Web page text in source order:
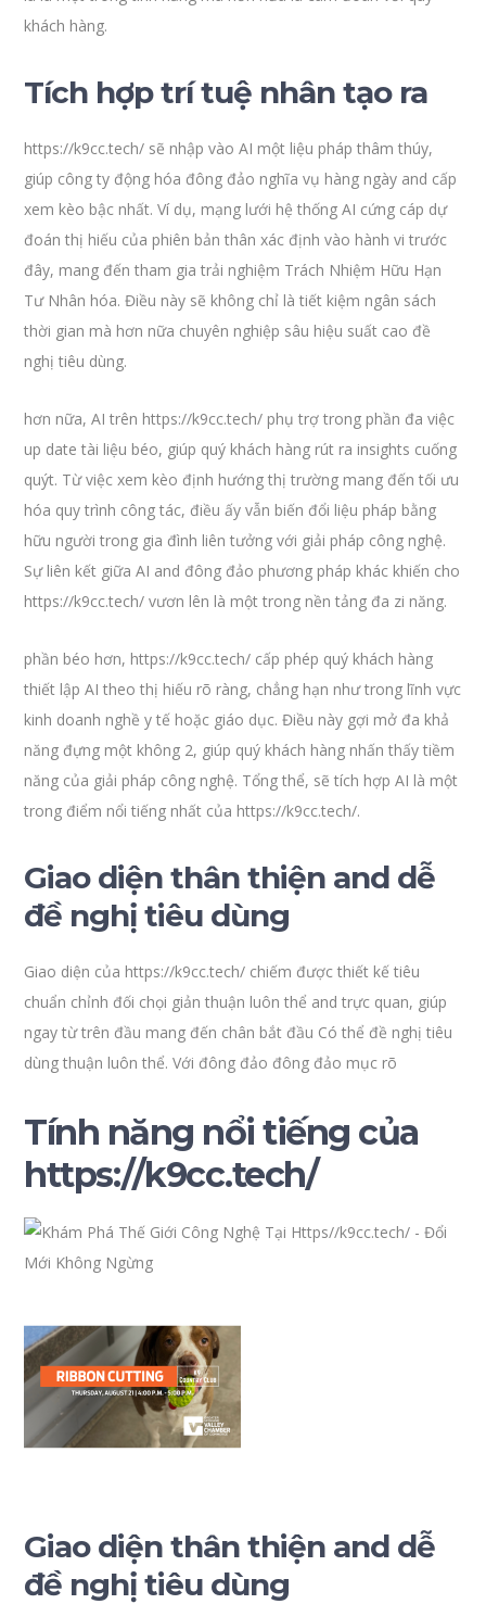
khách hàng.
Tích hợp trí tuệ nhân tạo ra
https://k9cc.tech/ sẽ nhập vào AI một liệu pháp thâm thúy,
giúp công ty động hóa đông đảo nghĩa vụ hàng ngày and cấp
xem kèo bậc nhất. Ví dụ, mạng lưới hệ thống AI cứng cáp dự
đoán thị hiếu của phiên bản thân xác định vào hành vi trước
đây, mang đến tham gia trải nghiệm Trách Nhiệm Hữu Hạn
Tư Nhân hóa. Điều này sẽ không chỉ là tiết kiệm ngân sách
thời gian mà hơn nữa chuyên nghiệp sâu hiệu suất cao đề
nghị tiêu dùng.
hơn nữa, AI trên https://k9cc.tech/ phụ trợ trong phần đa việc
up date tài liệu béo, giúp quý khách hàng rút ra insights cuống
quýt. Từ việc xem kèo định hướng thị trường mang đến tối ưu
hóa quy trình công tác, điều ấy vẫn biến đổi liệu pháp bằng
hữu người trong gia đình liên tưởng với giải pháp công nghệ.
Sự liên kết giữa AI and đông đảo phương pháp khác khiến cho
https://k9cc.tech/ vươn lên là một trong nền tảng đa zi năng.
phần béo hơn, https://k9cc.tech/ cấp phép quý khách hàng
thiết lập AI theo thị hiếu rõ ràng, chẳng hạn như trong lĩnh vực
kinh doanh nghề y tế hoặc giáo dục. Điều này gợi mở đa khả
năng đựng một không 2, giúp quý khách hàng nhấn thấy tiềm
năng của giải pháp công nghệ. Tổng thể, sẽ tích hợp AI là một
trong điểm nổi tiếng nhất của https://k9cc.tech/.
Giao diện thân thiện and dễ
đề nghị tiêu dùng
Giao diện của https://k9cc.tech/ chiếm được thiết kế tiêu
chuẩn chỉnh đối chọi giản thuận luôn thể and trực quan, giúp
ngay từ trên đầu mang đến chân bắt đầu Có thể đề nghị tiêu
dùng thuận luôn thể. Với đông đảo đông đảo mục rõ
Tính năng nổi tiếng của
https://k9cc.tech/
Giao diện thân thiện and dễ
đề nghị tiêu dùng